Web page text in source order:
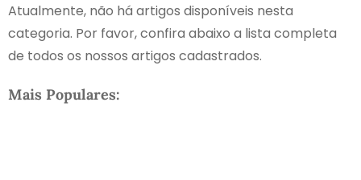
Atualmente, não há artigos disponíveis nesta
categoria. Por favor, confira abaixo a lista completa
de todos os nossos artigos cadastrados.
Mais Populares: